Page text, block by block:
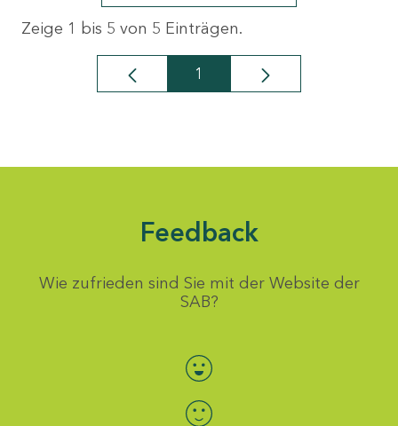
Zeige 1 bis 5 von 5 Einträgen.
Seite
1
Feedback
Wie zufrieden sind Sie mit der Website der
SAB?
Bewertung auswählen